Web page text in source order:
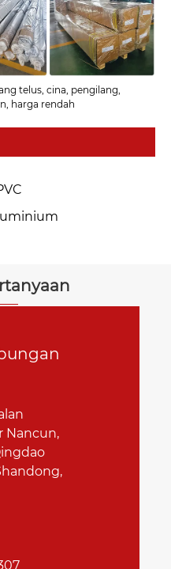
telus, cina, pengilang,
harga rendah
Nancun,